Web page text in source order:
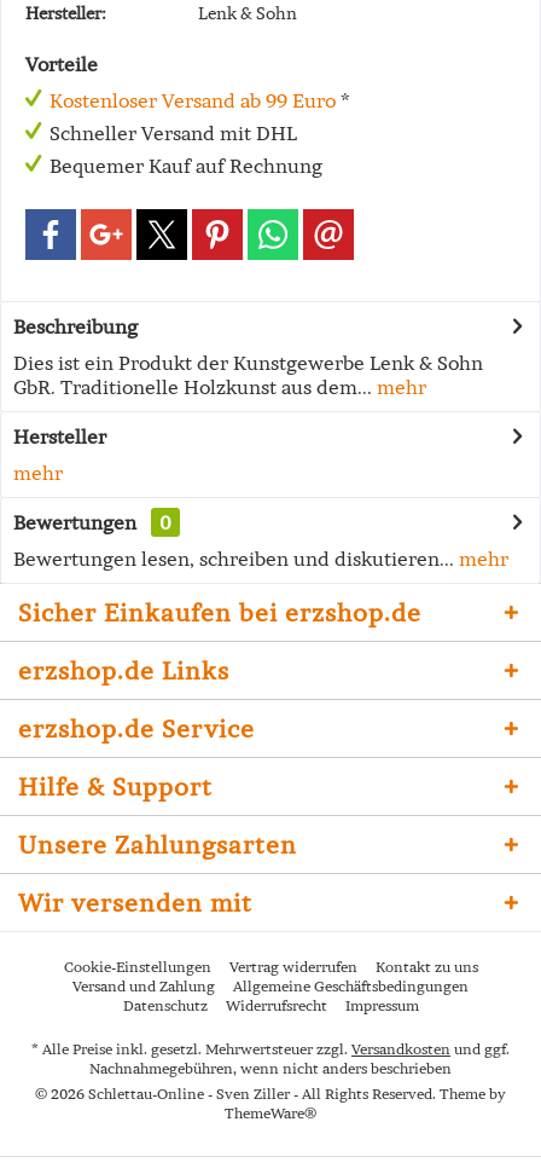
Hersteller:
Lenk & Sohn
Vorteile
Kostenloser Versand ab 99 Euro *
Schneller Versand mit DHL
Bequemer Kauf auf Rechnung
Beschreibung
Dies ist ein Produkt der Kunstgewerbe Lenk & Sohn
GbR. Traditionelle Holzkunst aus dem... mehr
Hersteller
mehr
Bewertungen
0
Bewertungen lesen, schreiben und diskutieren... mehr
Sicher Einkaufen bei erzshop.de
erzshop.de Links
erzshop.de Service
Hilfe & Support
Unsere Zahlungsarten
Wir versenden mit
Cookie-Einstellungen Vertrag widerrufen
Kontakt zu uns
Versand und Zahlung
Allgemeine Geschäftsbedingungen
Datenschutz
Widerrufsrecht Impressum
* Alle Preise inkl. gesetzl. Mehrwertsteuer zzgl. Versandkosten und ggf.
Nachnahmegebühren, wenn nicht anders beschrieben
© 2026 Schlettau-Online - Sven Ziller - All Rights Reserved. Theme by
ThemeWare®